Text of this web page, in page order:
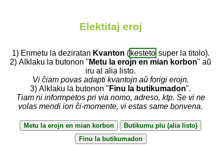
Elektitaj eroj
1) Enmetu la deziratan Kvanton ( kesteto super la titolo).
2) Alklaku la butonon " Metu la erojn en mian korbon" aŭ
iru al alia listo.
Vi ĉiam povas adapti kvantojn aŭ forigi erojn.
3) Alklaku la butonon " Finu la butikumadon".
Tiam ni informpetos pri via nomo, adreso, ktp. Se vi ne
volas mendi ion ĉi-momente, vi estas same bonvena.